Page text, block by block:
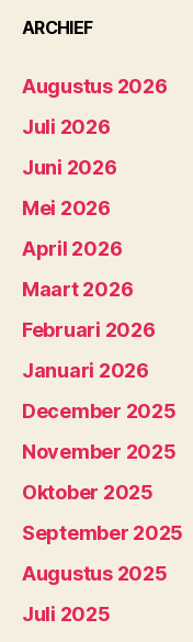
ARCHIEF
Augustus 2026
Juli 2026
Juni 2026
Mei 2026
April 2026
Maart 2026
Februari 2026
Januari 2026
December 2025
November 2025
Oktober 2025
September 2025
Augustus 2025
Juli 2025